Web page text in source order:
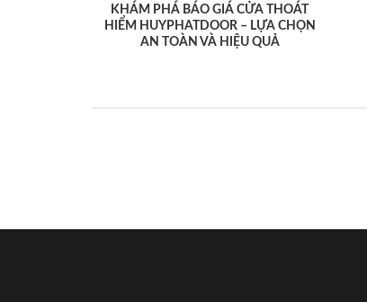
KHÁM PHÁ BÁO GIÁ CỬA THOÁT
HIỂM HUYPHATDOOR – LỰA CHỌN
AN TOÀN VÀ HIỆU QUẢ